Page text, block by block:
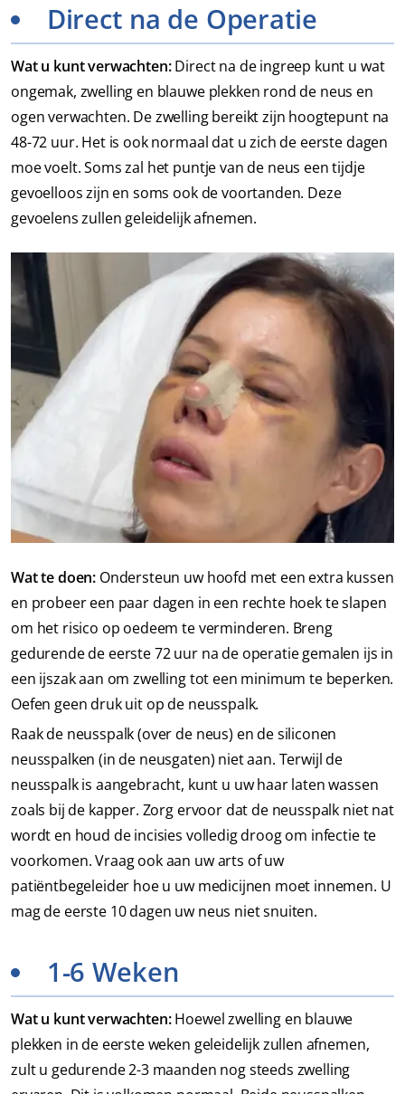
Direct na de Operatie
Wat u kunt verwachten:Direct na de ingreep kunt u wat
ongemak, zwelling en blauwe plekken rond de neus en
ogen verwachten. De zwelling bereikt zijn hoogtepunt na
48-72 uur. Het is ook normaal dat u zich de eerste dagen
moe voelt. Soms zal het puntje van de neus een tijdje
gevoelloos zijn en soms ook de voortanden. Deze
gevoelens zullen geleidelijk afnemen.
Wat te doen: Ondersteun uw hoofd met een extra kussen
en probeer een paar dagen in een rechte hoek te slapen
om het risico op oedeem te verminderen. Breng
gedurende de eerste 72 uur na de operatie gemalen ijs in
een ijszak aan om zwelling tot een minimum te beperken.
Oefen geen druk uit op de neusspalk.
Raak de neusspalk (over de neus) en de siliconen
neusspalken (in de neusgaten) niet aan. Terwijl de
neusspalk is aangebracht, kunt u uw haar laten wassen
zoals bij de kapper. Zorg ervoor dat de neusspalk niet nat
wordt en houd de incisies volledig droog om infectie te
voorkomen. Vraag ook aan uw arts of uw
patiëntbegeleider hoe u uw medicijnen moet innemen. U
mag de eerste 10 dagen uw neus niet snuiten.
1-6 Weken
Wat u kunt verwachten:Hoewel zwelling en blauwe
plekken in de eerste weken geleidelijk zullen afnemen,
zult u gedurende 2-3 maanden nog steeds zwelling